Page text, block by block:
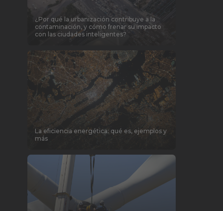
¿Por qué la urbanización contribuye a la
contaminación, y cómo frenar su impacto
con las ciudades inteligentes?
La eficiencia energética: qué es, ejemplos y
más